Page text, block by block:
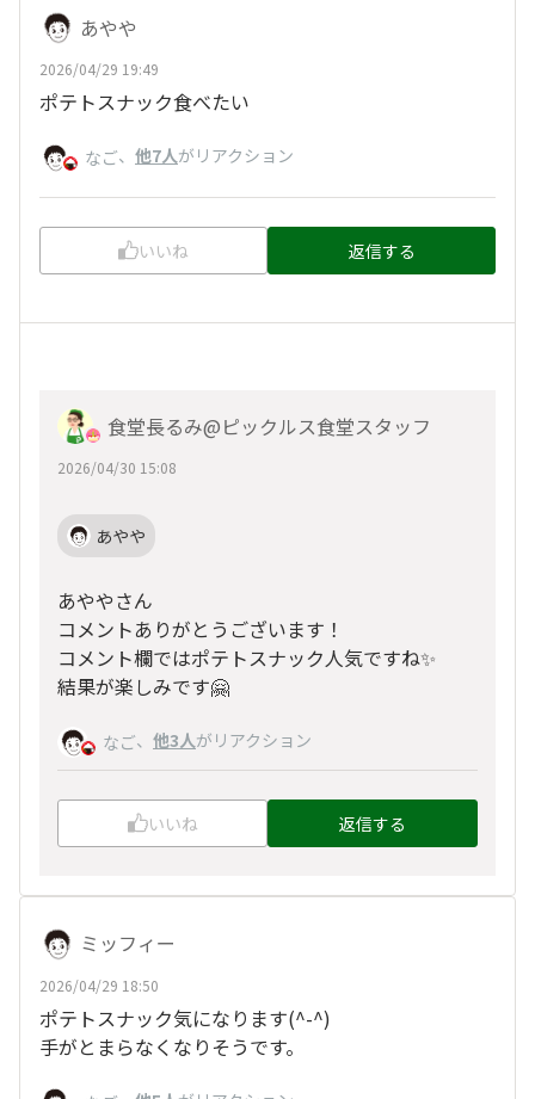
あやや
2026/04/29 19:49
ポテトスナック食べたい
なご、 他7人がリアクション
いいね 返信する
食堂長るみ@ピックルス食堂スタッフ
2026/04/30 15:08
あやや
あややさん
コメントありがとうございます！
コメント欄ではポテトスナック人気ですね✨
結果が楽しみです🤗
なご、 他3人がリアクション
いいね 返信する
ミッフィー
2026/04/29 18:50
ポテトスナック気になります(^-^)
手がとまらなくなりそうです。